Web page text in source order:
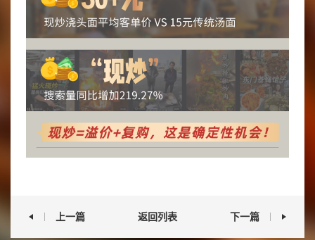
上一篇 返回列表 下一篇